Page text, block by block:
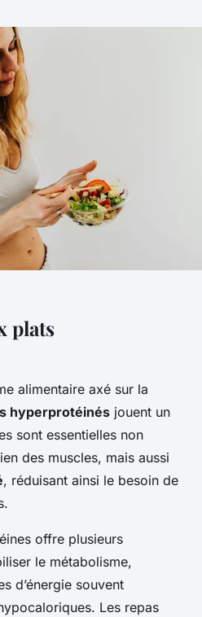
plats
alimentaire axé sur la
hyperprotéinés jouent un
sont essentielles non
des muscles, mais aussi
, réduisant ainsi le besoin de
offre plusieurs
le métabolisme,
d’énergie souvent
Les repas